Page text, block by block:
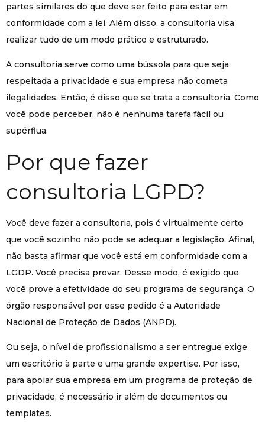
partes similares do que deve ser feito para estar em
conformidade com a lei. Além disso, a consultoria visa
realizar tudo de um modo prático e estruturado.
A consultoria serve como uma bússola para que seja
respeitada a privacidade e sua empresa não cometa
ilegalidades. Então, é disso que se trata a consultoria. Como
você pode perceber, não é nenhuma tarefa fácil ou
supérflua.
Por que fazer
consultoria LGPD?
Você deve fazer a consultoria, pois é virtualmente certo
que você sozinho não pode se adequar a legislação. Afinal,
não basta afirmar que você está em conformidade com a
LGDP. Você precisa provar. Desse modo, é exigido que
você prove a efetividade do seu programa de segurança. O
órgão responsável por esse pedido é a Autoridade
Nacional de Proteção de Dados (ANPD).
Ou seja, o nível de profissionalismo a ser entregue exige
um escritório à parte e uma grande expertise. Por isso,
para apoiar sua empresa em um programa de proteção de
privacidade, é necessário ir além de documentos ou
templates.